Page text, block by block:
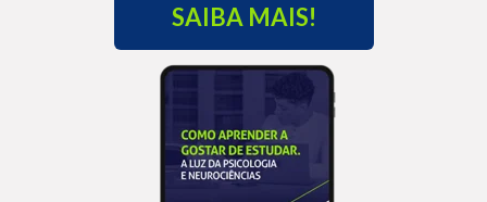
SAIBA MAIS!